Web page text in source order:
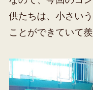
供たちは、小さい
ことができていて